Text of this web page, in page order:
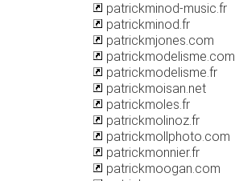
patrickminod-music.fr
patrickminod.fr
patrickmjones.com
patrickmodelisme.com
patrickmodelisme.fr
patrickmoisan.net
patrickmoles.fr
patrickmolinoz.fr
patrickmollphoto.com
patrickmonnier.fr
patrickmoogan.com